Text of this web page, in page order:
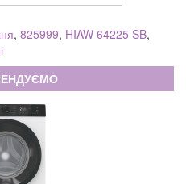
, 825999, HIAW 64225 SB,